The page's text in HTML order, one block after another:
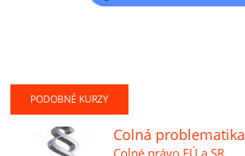
PODOBNÉ KURZY
Colná problematika
Colné právo EÚ a SR